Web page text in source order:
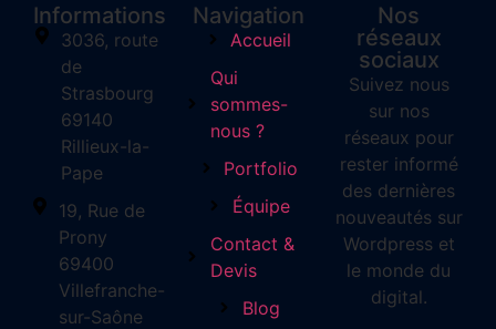
Informations
3036, route
de
Strasbourg
69140
Rillieux-la-
Pape
19, Rue de
Prony
69400
Villefranche-
sur-Saône
Navigation
Accueil
Qui
sommes-
nous ?
Portfolio
Équipe
Contact &
Devis
Blog
Nos
réseaux
sociaux
Suivez nous
sur nos
réseaux pour
rester informé
des dernières
nouveautés sur
Wordpress et
le monde du
digital.